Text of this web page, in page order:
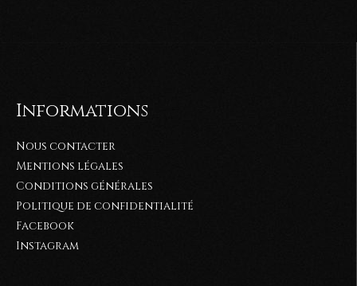
Informations
Nous contacter
Mentions légales
Conditions générales
Politique de confidentialité
Facebook
Instagram